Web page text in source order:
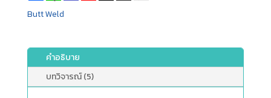
Butt Weld
คำอธิบาย
บทวิจารณ์ (5)